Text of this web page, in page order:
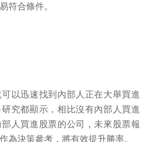
符合條件。
以迅速找到內部人正在大舉買進
究都顯示，相比沒有內部人買進
人買進股票的公司，未來股票報
為決策參考，將有效提升勝率。